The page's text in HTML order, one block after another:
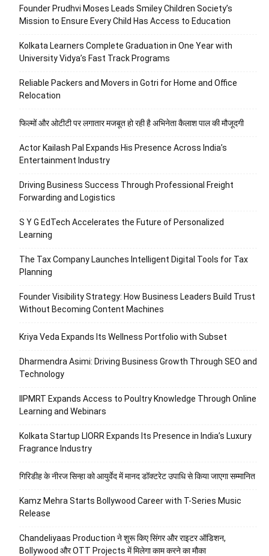
Founder Prudhvi Moses Leads Smiley Children Society’s
Mission to Ensure Every Child Has Access to Education
Kolkata Learners Complete Graduation in One Year with
University Vidya’s Fast Track Programs
Reliable Packers and Movers in Gotri for Home and Office
Relocation
फिल्मों और ओटीटी पर लगातार मजबूत हो रही है अभिनेता कैलाश पाल की मौजूदगी
Actor Kailash Pal Expands His Presence Across India’s
Entertainment Industry
Driving Business Success Through Professional Freight
Forwarding and Logistics
S Y G EdTech Accelerates the Future of Personalized
Learning
The Tax Company Launches Intelligent Digital Tools for Tax
Planning
Founder Visibility Strategy: How Business Leaders Build Trust
Without Becoming Content Machines
Kriya Veda Expands Its Wellness Portfolio with Subset
Dharmendra Asimi: Driving Business Growth Through SEO and
Technology
IIPMRT Expands Access to Poultry Knowledge Through Online
Learning and Webinars
Kolkata Startup LIORR Expands Its Presence in India’s Luxury
Fragrance Industry
गिरिडीह के नीरज सिन्हा को आयुर्वेद में मानद डॉक्टरेट उपाधि से किया जाएगा सम्मानित
Kamz Mehra Starts Bollywood Career with T-Series Music
Release
Chandeliyaas Production ने शुरू किए सिंगर और राइटर ऑडिशन,
Bollywood और OTT Projects में मिलेगा काम करने का मौका